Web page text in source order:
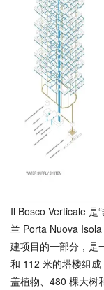
Il Bosco Verticale 是
兰 Porta Nuova
建项目的一部分，是
和 112 米的塔楼组
盖植物、480 棵大树